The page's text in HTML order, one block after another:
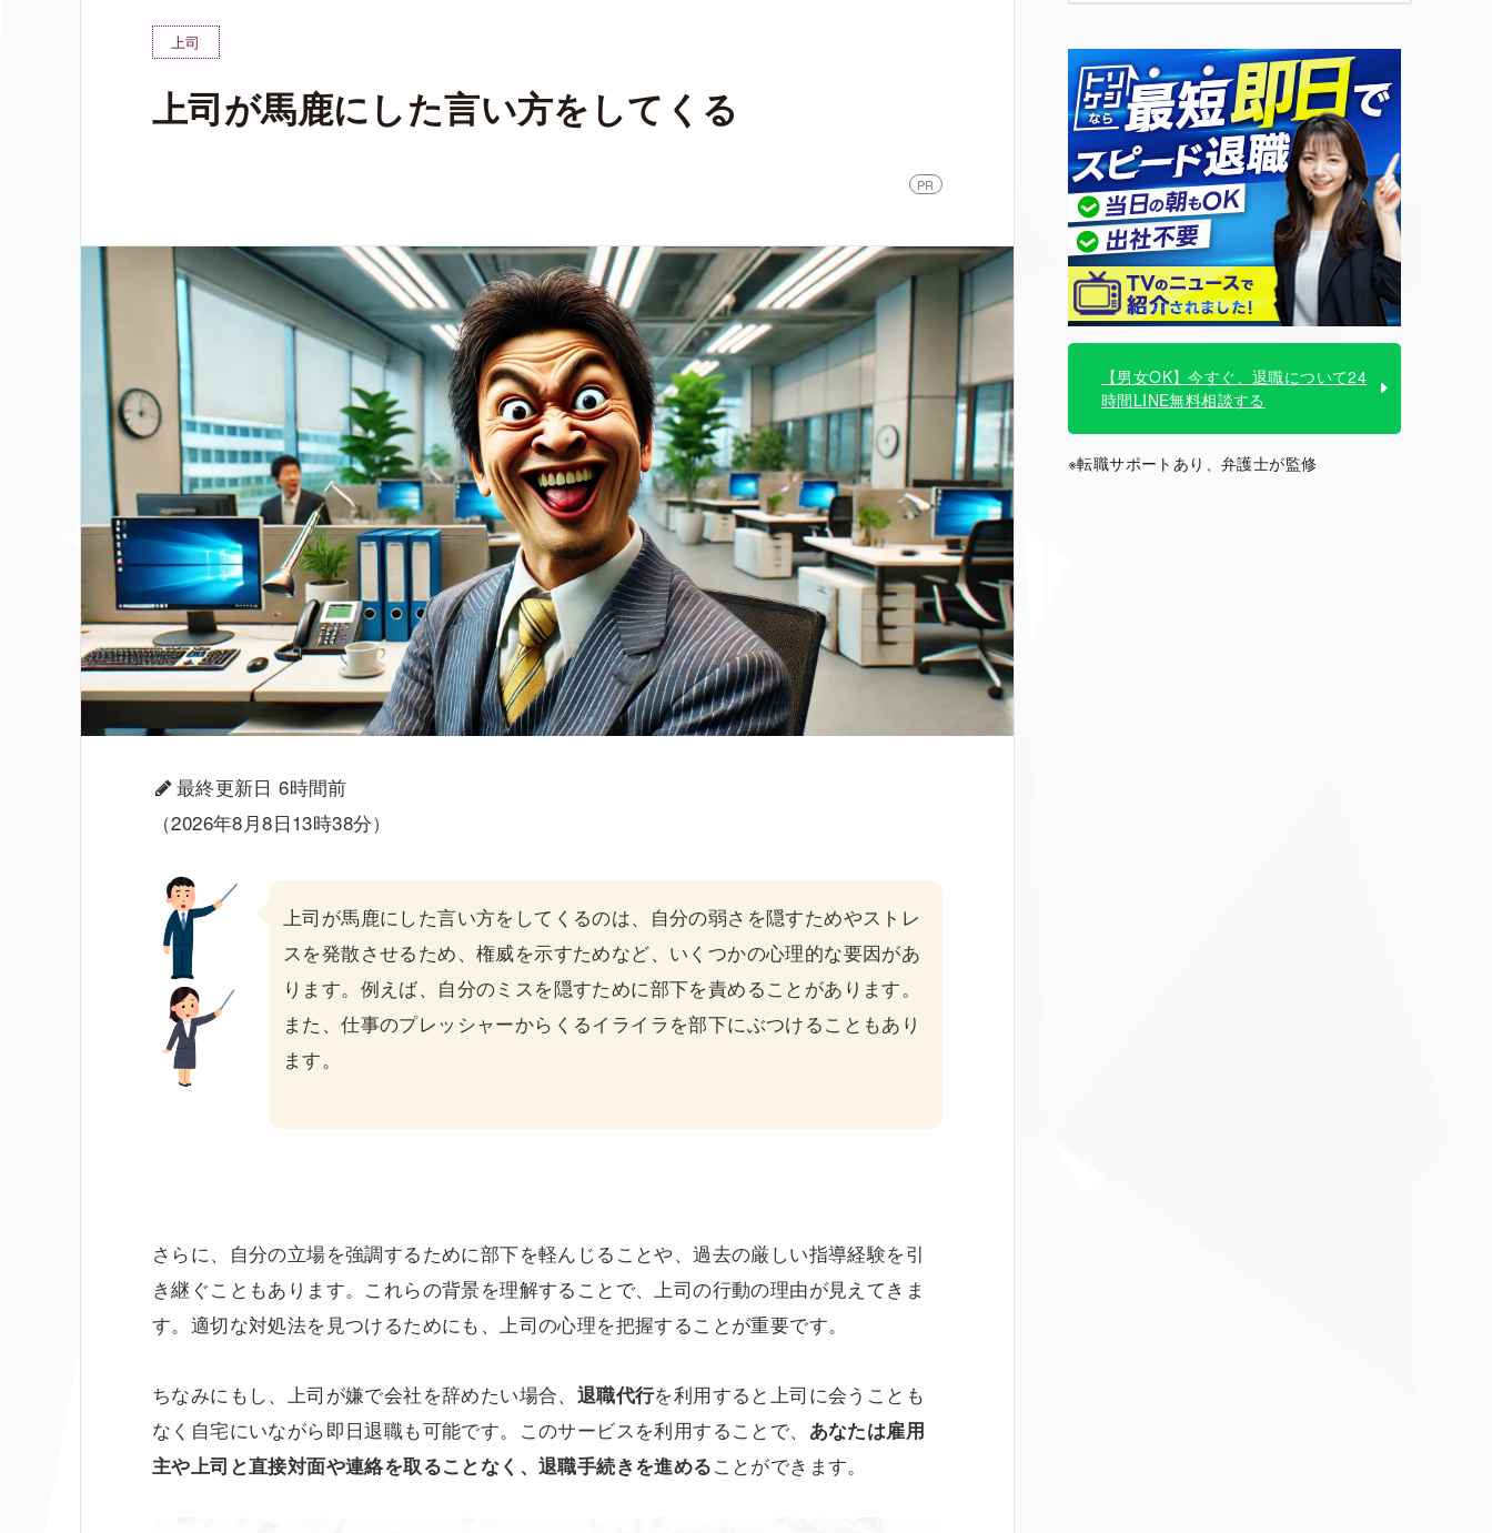
上司
上司が馬鹿にした言い方をしてくる
PR
最終更新日 6時間前
（2026年8月8日13時38分）
上司 が馬鹿にした言い方をしてくるのは、自分の弱さを隠すためやストレ
スを発散させるため、権威を示すためなど、いくつかの心理的な要因があ
ります。例えば、自分のミスを隠すために部下を責めることがあります。
また、仕事のプレッシャーからくるイライラを部下にぶつけることもあり
ます。
さらに、自分の立場を強調するために部下を軽んじることや、過去の厳しい指導経験を引
き継ぐこともあります。これらの背景を理解することで、上司の行動の理由が見えてきま
す。適切な対処法を見つけるためにも、上司の心理を把握することが重要です。
ちなみにもし、上司が嫌で会社を辞めたい場合、 退職代行を利用すると上司に会うことも
なく自宅にいながら即日退職も可能です。このサービスを利用することで、 あなたは雇用
主や上司と直接対面や連絡を取ることなく、退職手続きを進めることができます。
【男女OK】今すぐ、退職について24
時間LINE無料相談する
※転職サポートあり、弁護士が監修